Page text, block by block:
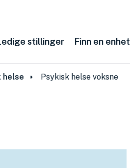
stillinger Finn en enhet
helse Psykisk helse voksne